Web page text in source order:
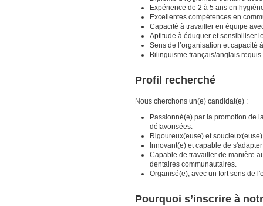
Expérience de 2 à 5 ans en
Excellentes compétences en
Capacité à travailler en équipe
Aptitude à éduquer et sensibiliser
Sens de l’organisation et capacité
Bilinguisme français/anglais requis.
Profil recherché
Nous cherchons un(e) candidat(e) :
Passionné(e) par la promotion de
défavorisées.
Rigoureux(euse) et
Innovant(e) et capable de
Capable de travailler de manière
dentaires communautaires.
Organisé(e), avec un fort sens de
Pourquoi s’inscrire à